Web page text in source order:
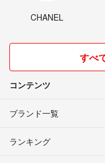
CHANEL
すべ
コンテンツ
ブランド一覧
ランキング